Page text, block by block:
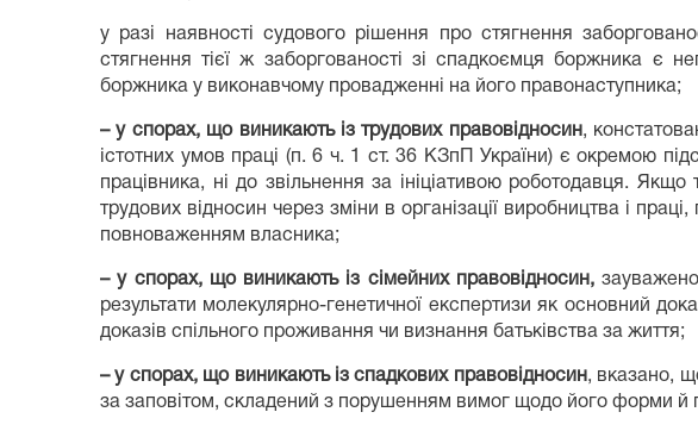
у разі наявності судового рішення про стягнення
стягнення тієї ж заборгованості зі спадкоємця боржника є
боржника у виконавчому провадженні на його правонаступника;
– у спорах, що виникають із трудових правовідносин,
істотних умов праці (п. 6 ч. 1 ст. 36 КЗпП України) є окремою
працівника, ні до звільнення за ініціативою роботодавця.
трудових відносин через зміни в організації виробництва і
повноваженням власника;
–у спорах, що виникають із сімейних правовідносин,
результати молекулярно-генетичної експертизи як основний
доказів спільного проживання чи визнання батьківства за життя;
– у спорах, що виникають із спадкових правовідносин, вказано,
за заповітом, складений з порушенням вимог щодо його форми й